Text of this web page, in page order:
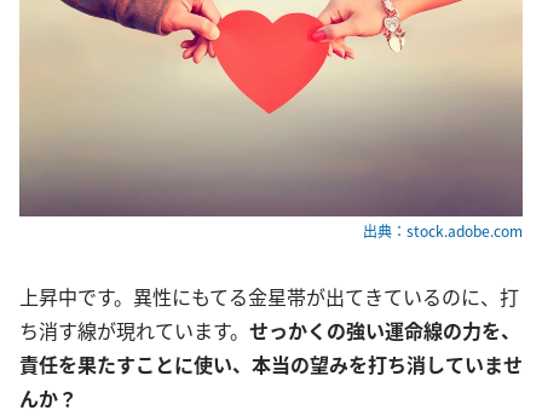
出典：stock.adobe.com
上昇中です。異性にもてる金星帯が出てきているのに、打
ち消す線が現れています。 せっかくの強い運命線の力を、
責任を果たすことに使い、本当の望みを打ち消していませ
んか？